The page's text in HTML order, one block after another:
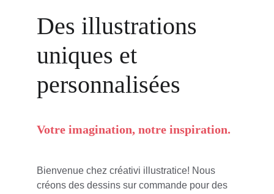
Des illustrations
uniques et
personnalisées
Bienvenue chez créativi illustratice! Nous
créons des dessins sur commande pour des
Votre imagination, notre inspiration.